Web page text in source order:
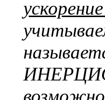
ускорение